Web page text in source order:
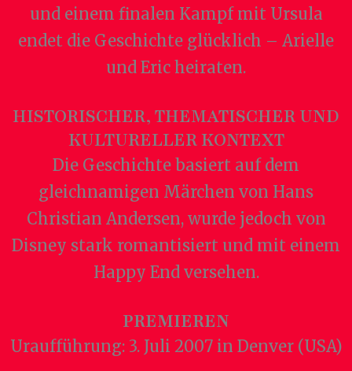
und einem finalen Kampf mit Ursula
endet die Geschichte glücklich – Arielle
und Eric heiraten.
HISTORISCHER, THEMATISCHER UND
KULTURELLER KONTEXT
Die Geschichte basiert auf dem
gleichnamigen Märchen von Hans
Christian Andersen, wurde jedoch von
Disney stark romantisiert und mit einem
Happy End versehen.
PREMIEREN
Uraufführung: 3. Juli 2007 in Denver (USA)